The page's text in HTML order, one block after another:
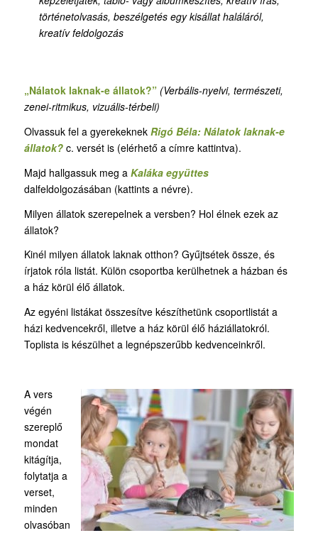
történetolvasás, beszélgetés egy kisállat haláláról,
kreatív feldolgozás
„Nálatok laknak-e állatok?” (Verbális-nyelvi, természeti,
zenei-ritmikus, vizuális-térbeli)
Olvassuk fel a gyerekeknek Rigó Béla: Nálatok laknak-e
állatok?c. versét is (elérhető a címre kattintva).
Majd hallgassuk meg a Kaláka együttes
dalfeldolgozásában (kattints a névre).
Milyen állatok szerepelnek a versben? Hol élnek ezek az
állatok?
Kinél milyen állatok laknak otthon? Gyűjtsétek össze, és
írjatok róla listát. Külön csoportba kerülhetnek a házban és
a ház körül élő állatok.
Az egyéni listákat összesítve készíthetünk csoportlistát a
házi kedvencekről, illetve a ház körül élő háziállatokról.
Toplista is készülhet a legnépszerűbb kedvenceinkről.
A vers
végén
szereplő
mondat
kitágítja,
folytatja a
verset,
minden
olvasóban